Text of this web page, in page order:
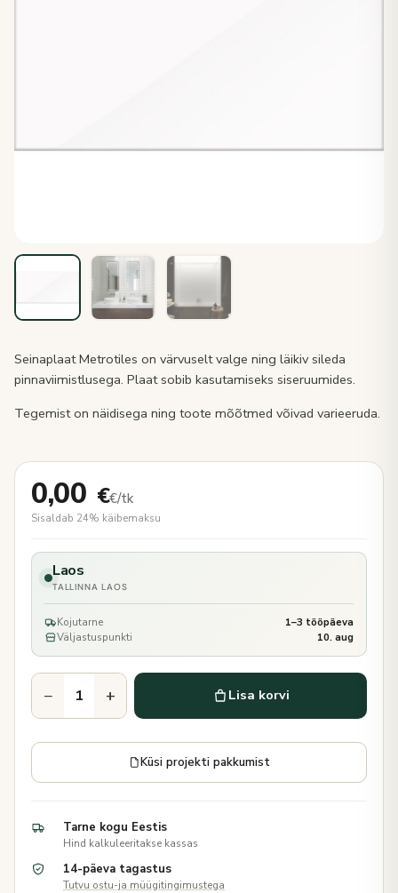
Seinaplaat Metrotiles on värvuselt valge ning läikiv sileda
pinnaviimistlusega. Plaat sobib kasutamiseks siseruumides.
Tegemist on näidisega ning toote mõõtmed võivad varieeruda.
0,00 €€/tk
Sisaldab 24% käibemaksu
Laos
TALLINNA LAOS
Kojutarne
1–3 tööpäeva
Väljastuspunkti
10. aug
− + Lisa korvi
Küsi projekti pakkumist
Tarne kogu Eestis
Hind kalkuleeritakse kassas
14-päeva tagastus
Tutvu ostu-ja müügitingimustega